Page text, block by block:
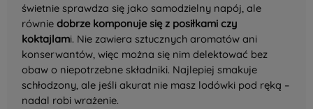
świetnie sprawdza się jako samodzielny napój, ale
równiedobrze komponuje się z posiłkami czy
koktajlami. Nie zawiera sztucznych aromatów ani
konserwantów, więc można się nim delektować bez
obaw o niepotrzebne składniki. Najlepiej smakuje
schłodzony, ale jeśli akurat nie masz lodówki pod ręką –
nadal robi wrażenie.